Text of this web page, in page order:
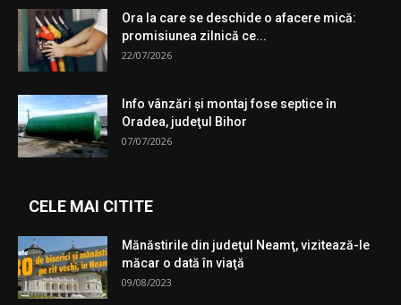
Ora la care se deschide o afacere mică:
promisiunea zilnică ce...
22/07/2026
Info vânzări şi montaj fose septice în
Oradea, judeţul Bihor
07/07/2026
CELE MAI CITITE
Mănăstirile din judeţul Neamţ, vizitează-le
măcar o dată în viaţă
09/08/2023